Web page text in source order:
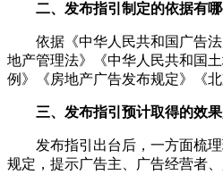
二、发布指引制定的依据有哪
依据《中华人民共和国广告法
地产管理法》《中华人民共和国
例》《房地产广告发布规定》《
三、发布指引预计取得的效
发布指引出台后，一方面梳理
规定，提示广告主、广告经营者